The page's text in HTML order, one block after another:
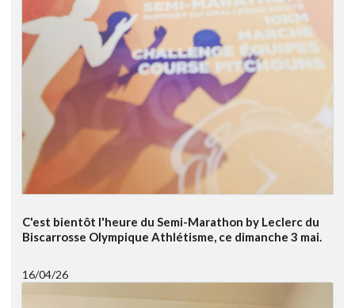
C'est bientôt l'heure du Semi-Marathon by Leclerc du
Biscarrosse Olympique Athlétisme, ce dimanche 3 mai.
16/04/26